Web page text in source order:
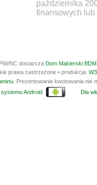
października
finansowych lub
NC dostarcza Dom Maklerski
prawa zastrzeżone • produkcja:
. Prezentowanie kwotowania
Android Dla